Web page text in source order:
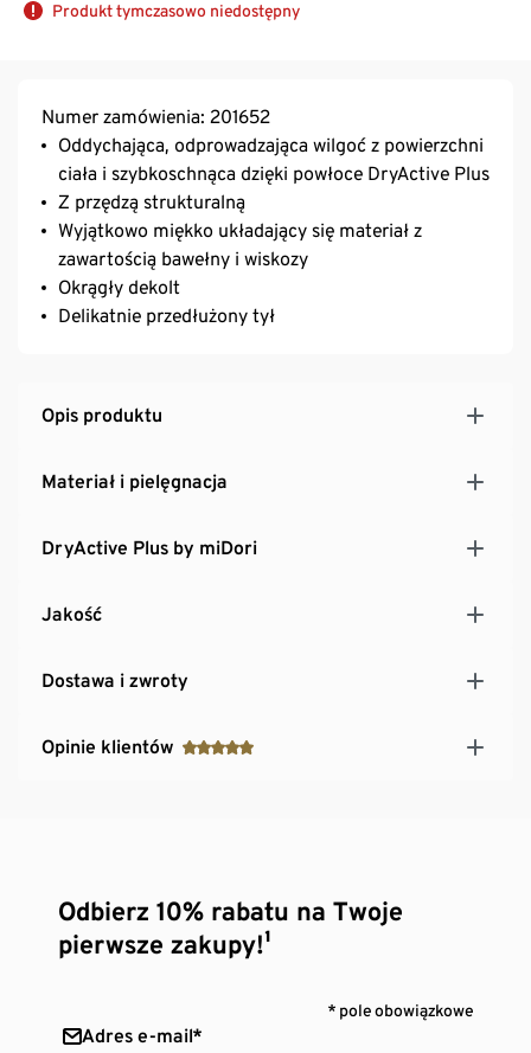
Produkt tymczasowo niedostępny
Numer zamówienia: 201652
Oddychająca, odprowadzająca wilgoć z powierzchni
ciała i szybkoschnąca dzięki powłoce DryActive Plus
Z przędzą strukturalną
Wyjątkowo miękko układający się materiał z
zawartością bawełny i wiskozy
Okrągły dekolt
Delikatnie przedłużony tył
Opis produktu
Materiał i pielęgnacja
DryActive Plus by miDori
Jakość
Dostawa i zwroty
Opinie klientów
Odbierz 10% rabatu na Twoje
pierwsze zakupy!¹
* pole obowiązkowe
Adres e-mail*